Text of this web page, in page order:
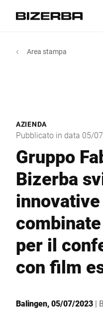
Experience
Servizi
Azienda
MyBizerba
Asia
Australia
Africa
Sito web globale
Area stampa
AZIENDA
Pubblicato in data 05/
Gruppo
Bizerba
per il
con film
Balingen, 05/07/2023 |